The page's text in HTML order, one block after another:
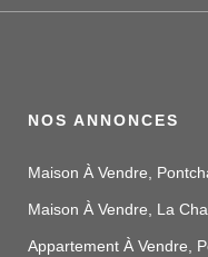
NOS ANNONCES
Maison À Vendre,
Maison À Vendre, La
Appartement À Vendre,